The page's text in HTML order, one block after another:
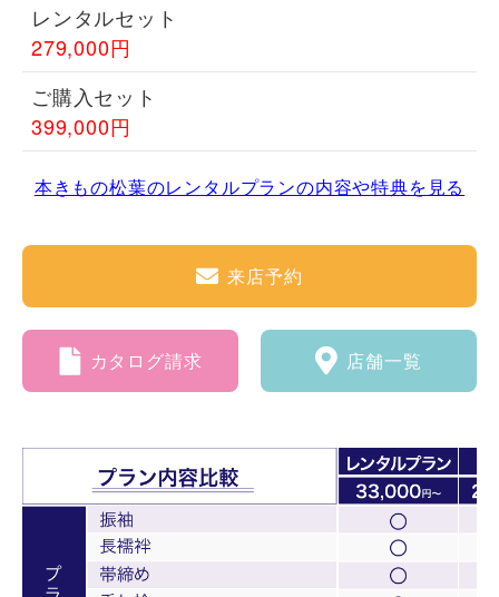
レンタルセット
279,000円
ご購入セット
399,000円
本きもの松葉のレンタルプランの内容や特典を見る
来店予約
カタログ請求 店舗一覧